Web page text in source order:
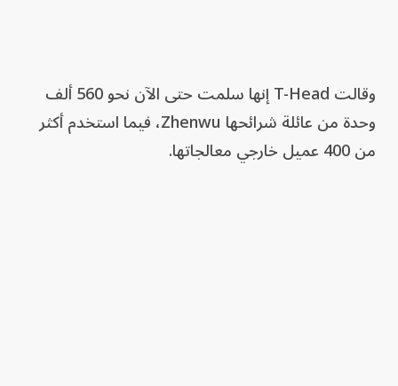
وقالت T-Head إنها سلمت حتى الآن نحو 560 ألف
وحدة من عائلة شرائحها Zhenwu، فيما استخدم أكثر
من 400 عميل خارجي معالجاتها.